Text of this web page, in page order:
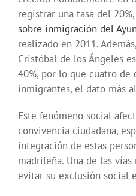
registrar una tasa del
sobre inmigración del
realizado en 2011.
Cristóbal de los Ángeles
40%, por lo que cuatro de
inmigrantes, el dato más
Este fenómeno social
convivencia ciudadana,
integración de estas
madrileña. Una de las vías
evitar su exclusión social